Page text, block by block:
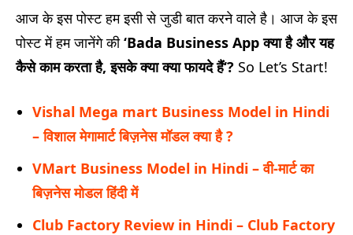
आज के इस पोस्ट हम इसी से जुडी बात करने वाले है। आज के इस
पोस्ट में हम जानेंगे की‘Bada Business Appक्या है और यह
कैसे काम करता है,इसके क्या क्या फायदे हैं‘? So Let’s Start!
Vishal Mega mart Business Model in Hindi
– विशाल मेगामार्ट बिज़नेस मॉडल क्या है ?
VMart Business Model in Hindi – वी-मार्ट का
बिज़नेस मोडल हिंदी में
Club Factory Review in Hindi – Club Factory